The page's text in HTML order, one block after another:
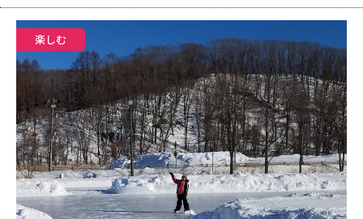
楽しむ